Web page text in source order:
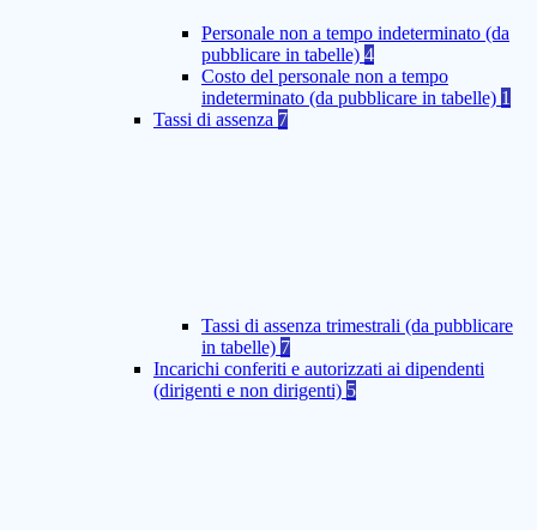
Personale non a tempo indeterminato (da
pubblicare in tabelle) 4
Costo del personale non a tempo
indeterminato (da pubblicare in tabelle) 1
Tassi di assenza 7
Tassi di assenza trimestrali (da pubblicare
in tabelle) 7
Incarichi conferiti e autorizzati ai dipendenti
(dirigenti e non dirigenti) 5